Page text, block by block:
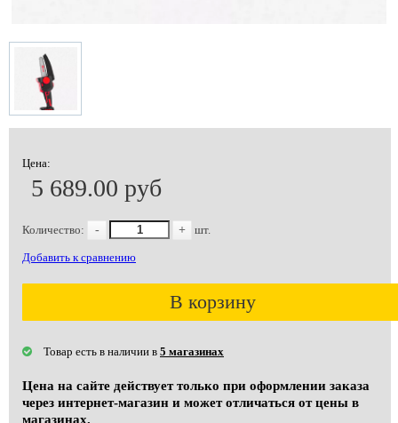
Цена:
5 689.00 руб
Количество: - + шт.
Добавить к сравнению
В корзину
Товар есть в наличии в 5 магазинах
Цена на сайте действует только при оформлении заказа
через интернет-магазин и может отличаться от цены в
магазинах.